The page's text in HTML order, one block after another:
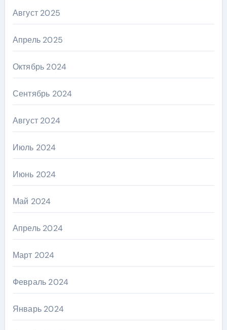
Август 2025
Апрель 2025
Октябрь 2024
Сентябрь 2024
Август 2024
Июль 2024
Июнь 2024
Май 2024
Апрель 2024
Март 2024
Февраль 2024
Январь 2024